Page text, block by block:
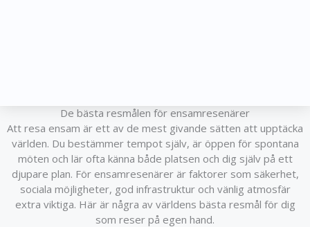
De bästa resmålen för ensamresenärer
Att resa ensam är ett av de mest givande sätten att upptäcka
världen. Du bestämmer tempot själv, är öppen för spontana
möten och lär ofta känna både platsen och dig själv på ett
djupare plan. För ensamresenärer är faktorer som säkerhet,
sociala möjligheter, god infrastruktur och vänlig atmosfär
extra viktiga. Här är några av världens bästa resmål för dig
som reser på egen hand.